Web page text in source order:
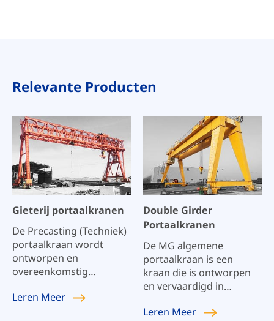
Relevante Producten
Gieterij portaalkranen
De Precasting (Techniek)
portaalkraan wordt
ontworpen en
overeenkomstig
industrienormen zoals
Leren Meer
Double Girder
Portaalkranen
De MG algemene
portaalkraan is een
kraan die is ontworpen
en vervaardigd in
nationale en
Leren Meer